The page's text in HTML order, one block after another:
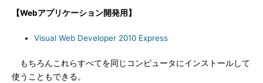
【Webアプリケーション開発用】
Visual Web Developer 2010 Express
もちろんこれらすべてを同じコンピュータにインストールして
使うこともできる。